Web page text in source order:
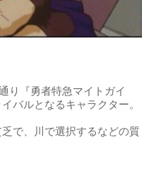
り『勇者特急マイトガイ
バルとなるキャラクター。
で、川で選択するなどの質